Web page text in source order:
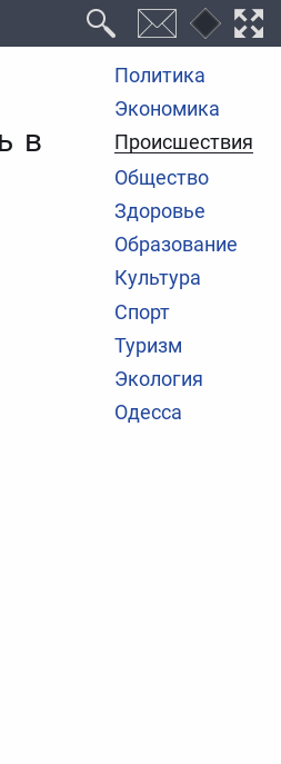
Политика
Экономика
Происшествия
Общество
Здоровье
Образование
Культура
Спорт
Туризм
Экология
Одесса
в